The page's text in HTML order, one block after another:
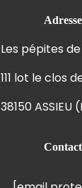
Adresse
Les pépites
111 lot le clos
38150 ASSIEU
Contact